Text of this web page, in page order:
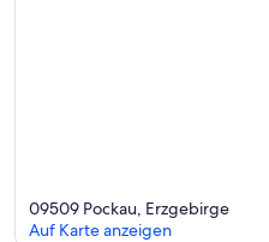
09509 Pockau, Erzgebirge
Auf Karte anzeigen